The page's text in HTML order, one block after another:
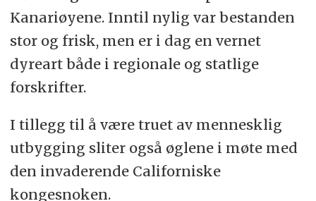
Kanariøyene. Inntil nylig var bestanden
stor og frisk, men er i dag en vernet
dyreart både i regionale og statlige
forskrifter.
I tillegg til å være truet av mennesklig
utbygging sliter også øglene i møte med
den invaderende Californiske
kongesnoken.